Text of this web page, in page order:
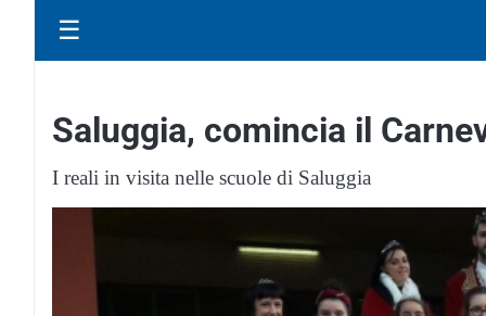
☰
Saluggia, comincia il
I reali in visita nelle scuole di Saluggia